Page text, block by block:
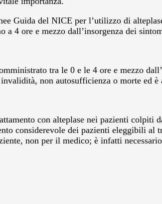
Guida del NICE per l’utilizzo di
4 ore e mezzo dall’insorgenza dei
tra le 0 e le 4 ore e mezzo
non autosufficienza o morte ed è
con alteplase nei pazienti
considerevole dei pazienti eleggibili al
non per il medico; è infatti